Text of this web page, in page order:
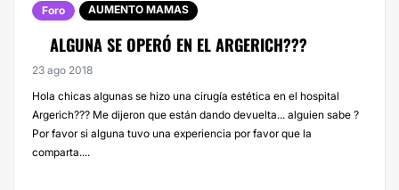
Foro AUMENTO MAMAS
ALGUNA SE OPERÓ EN EL ARGERICH???
23 ago 2018
Hola chicas algunas se hizo una cirugía estética en el hospital
Argerich??? Me dijeron que están dando devuelta... alguien sabe ?
Por favor si alguna tuvo una experiencia por favor que la
comparta....